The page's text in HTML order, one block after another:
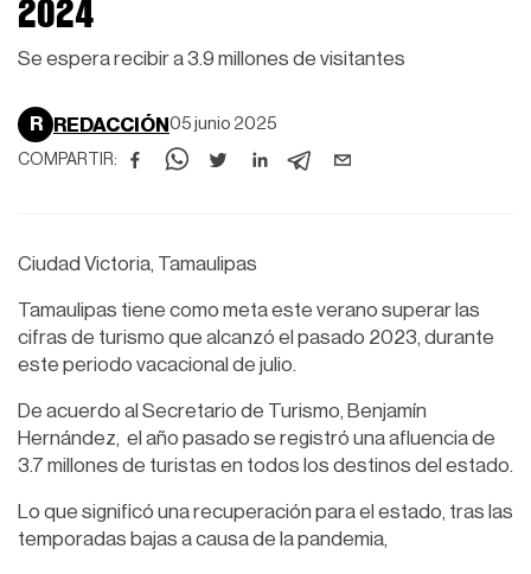
2024
Se espera recibir a 3.9 millones de visitantes
R REDACCIÓN 05 junio 2025
COMPARTIR:
Ciudad Victoria, Tamaulipas
Tamaulipas tiene como meta este verano superar las
cifras de turismo que alcanzó el pasado 2023, durante
este periodo vacacional de julio.
De acuerdo al Secretario de Turismo, Benjamín
Hernández, el año pasado se registró una afluencia de
3.7 millones de turistas en todos los destinos del estado.
Lo que significó una recuperación para el estado, tras las
temporadas bajas a causa de la pandemia,